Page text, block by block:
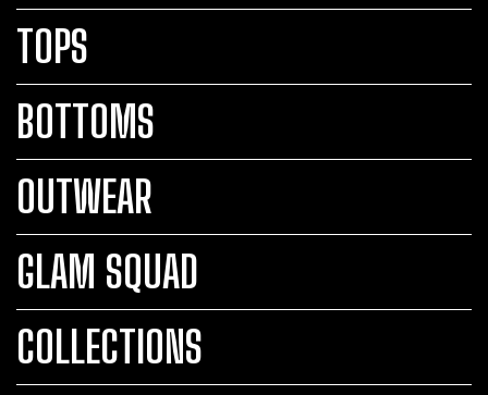
TOPS
BOTTOMS
OUTWEAR
GLAM SQUAD
COLLECTIONS